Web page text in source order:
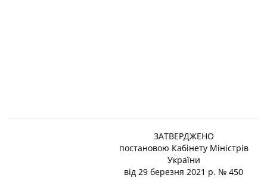
ЗАТВЕРДЖЕНО
постановою Кабінету Міністрів
України
від 29 березня 2021 р. № 450